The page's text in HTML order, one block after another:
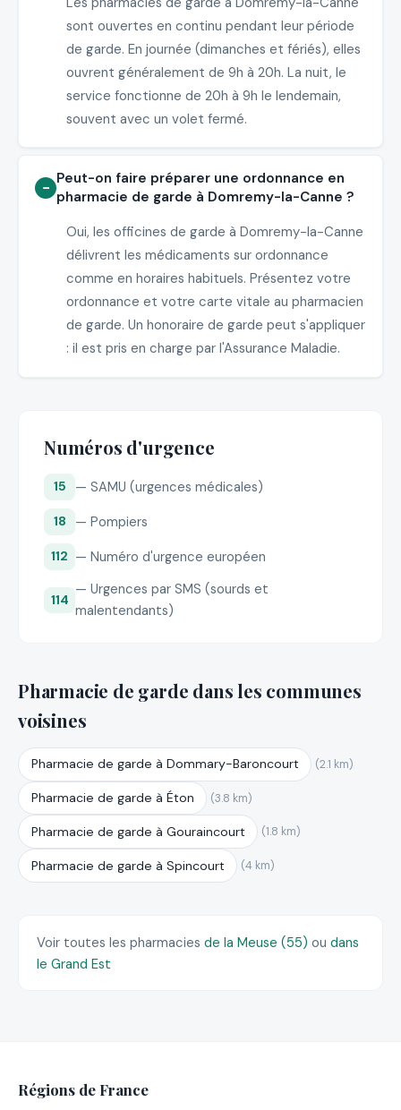
sont ouvertes en continu pendant leur période
de garde. En journée (dimanches et fériés), elles
ouvrent généralement de 9h à 20h. La nuit, le
service fonctionne de 20h à 9h le lendemain,
souvent avec un volet fermé.
Peut-on faire préparer une ordonnance en
pharmacie de garde à Domremy-la-Canne ?
Oui, les officines de garde à Domremy-la-Canne
délivrent les médicaments sur ordonnance
comme en horaires habituels. Présentez votre
ordonnance et votre carte vitale au pharmacien
de garde. Un honoraire de garde peut s'appliquer
: il est pris en charge par l'Assurance Maladie.
Numéros d'urgence
15 — SAMU (urgences médicales)
18 — Pompiers
112 — Numéro d'urgence européen
114
— Urgences par SMS (sourds et
malentendants)
Pharmacie de garde dans les communes
voisines
Pharmacie de garde à Dommary-Baroncourt (2.1 km)
Pharmacie de garde à Éton (3.8 km)
Pharmacie de garde à Gouraincourt (1.8 km)
Pharmacie de garde à Spincourt (4 km)
Voir toutes les pharmacies de la Meuse (55) ou dans
le Grand Est
Régions de France